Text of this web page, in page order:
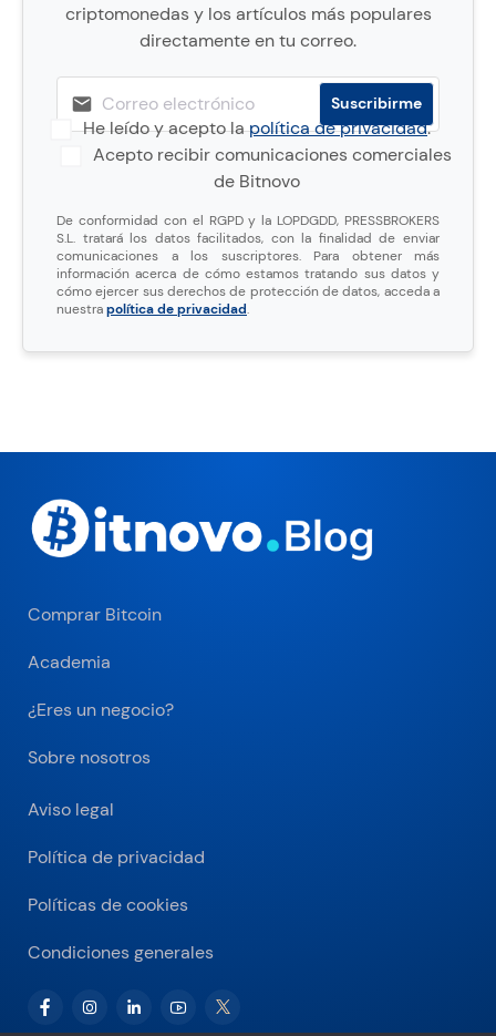
criptomonedas y los artículos más populares
directamente en tu correo.
He leído y acepto lapolítica de privacidad.
Acepto recibir comunicaciones comerciales
de Bitnovo
De conformidad con el RGPD y la LOPDGDD, PRESSBROKERS
S.L. tratará los datos facilitados, con la finalidad de enviar
comunicaciones a los suscriptores. Para obtener más
información acerca de cómo estamos tratando sus datos y
cómo ejercer sus derechos de protección de datos, acceda a
nuestrapolítica de privacidad.
Comprar Bitcoin
Academia
¿Eres un negocio?
Sobre nosotros
Aviso legal
Política de privacidad
Políticas de cookies
Condiciones generales